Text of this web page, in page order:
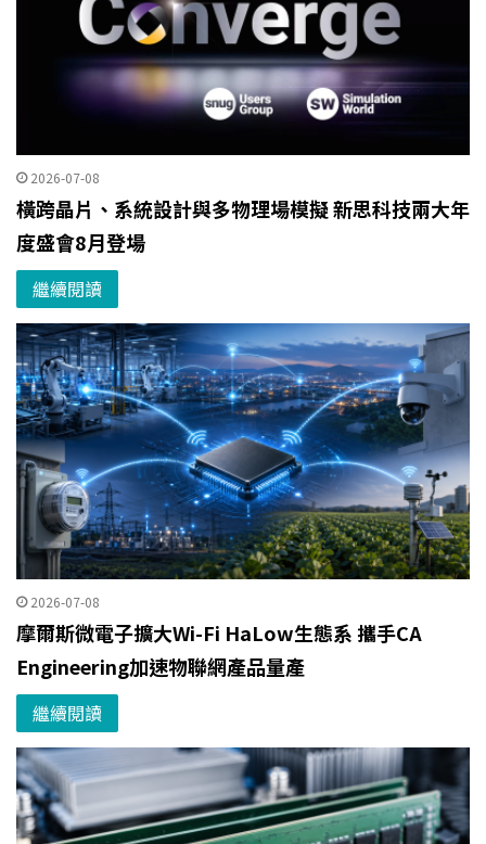
2026-07-08
橫跨晶片、系統設計與多物理場模擬 新思科技兩大年
度盛會8月登場
繼續閱讀
2026-07-08
摩爾斯微電子擴大Wi-Fi HaLow生態系 攜手CA
Engineering加速物聯網產品量產
繼續閱讀